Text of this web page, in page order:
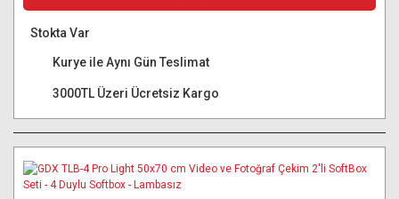
Stokta Var
Kurye ile Aynı Gün Teslimat
3000TL Üzeri Ücretsiz Kargo